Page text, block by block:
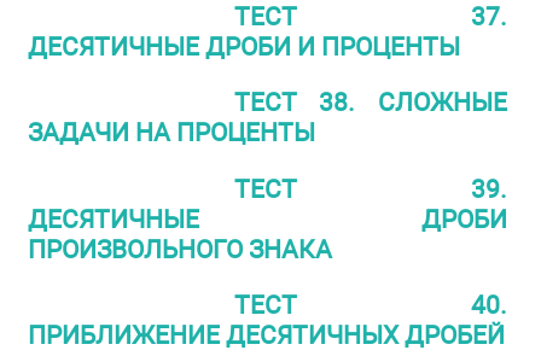
ТЕСТ 37.
ДЕСЯТИЧНЫЕ ДРОБИ И ПРОЦЕНТЫ
ТЕСТ 38. СЛОЖНЫЕ
ЗАДАЧИ НА ПРОЦЕНТЫ
ТЕСТ 39.
ДЕСЯТИЧНЫЕ ДРОБИ
ПРОИЗВОЛЬНОГО ЗНАКА
ТЕСТ 40.
ПРИБЛИЖЕНИЕ ДЕСЯТИЧНЫХ ДРОБЕЙ